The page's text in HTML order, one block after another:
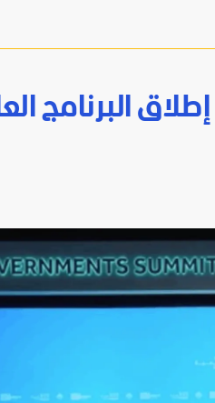
البرنامج